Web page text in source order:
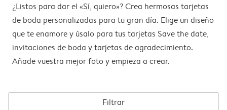
¿Listos para dar el «Sí, quiero»? Crea hermosas tarjetas
de boda personalizadas para tu gran día. Elige un diseño
que te enamore y úsalo para tus tarjetas Save the date,
invitaciones de boda y tarjetas de agradecimiento.
Añade vuestra mejor foto y empieza a crear.
Filtrar